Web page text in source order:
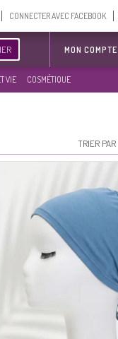
CONNECTER AVEC FACEBOOK
MON COMPTE
VIE COSMÉTIQUE